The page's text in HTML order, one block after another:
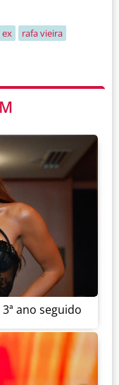
rafa vieira
ano seguido